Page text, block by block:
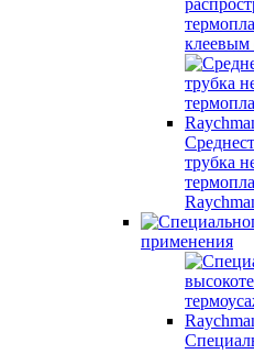
клеевым
трубка
применения